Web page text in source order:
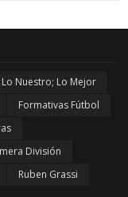
Lo Nuestro; Lo Mejor
Formativas Fútbol
División
Ruben Grassi